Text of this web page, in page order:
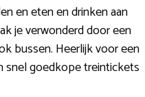
en eten en drinken aan
je verwonderd door een
bussen. Heerlijk voor een
snel goedkope treintickets